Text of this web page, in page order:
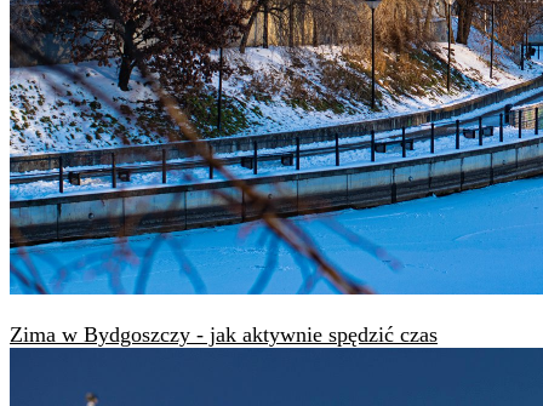
Zima w Bydgoszczy - jak aktywnie spędzić czas